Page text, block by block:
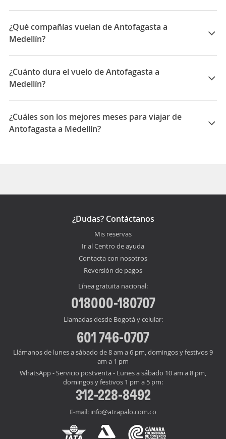
¿Qué compañías vuelan de Antofagasta a
Medellín?
Las compañías que vuelan de Antofagasta a Medellín
son: LATAM Airlines
¿Cuánto dura el vuelo de Antofagasta a
Medellín?
La duración media para viajar entre Antofagasta y
Medellín es 17:49
¿Cuáles son los mejores meses para viajar de
Antofagasta a Medellín?
¿Dudas? Contáctanos
Mis reservas
Ir al Centro de ayuda
Contacta con nosotros
Reversión de pagos
Línea gratuita nacional:
018000-180707
Llamadas desde Bogotá y celular:
601 746-0707
Llámanos de lunes a sábado de 8 am a 6 pm, domingos y festivos 9
am a 1 pm
WhatsApp - Servicio postventa - Lunes a sábado 10 am a 8 pm,
domingos y festivos 1 pm a 5 pm:
312-228-8492
E-mail: info@atrapalo.com.co